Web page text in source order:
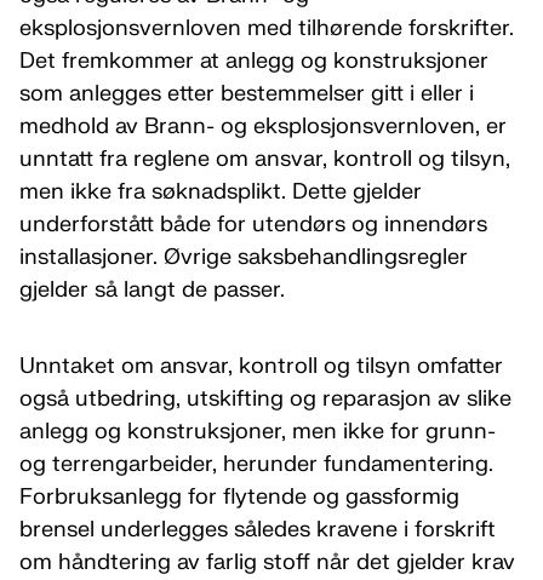
eksplosjonsvernloven med tilhørende forskrifter.
Det fremkommer at anlegg og konstruksjoner
som anlegges etter bestemmelser gitt i eller i
medhold av Brann- og eksplosjonsvernloven, er
unntatt fra reglene om ansvar, kontroll og tilsyn,
men ikke fra søknadsplikt. Dette gjelder
underforstått både for utendørs og innendørs
installasjoner. Øvrige saksbehandlingsregler
gjelder så langt de passer.
Unntaket om ansvar, kontroll og tilsyn omfatter
også utbedring, utskifting og reparasjon av slike
anlegg og konstruksjoner, men ikke for grunn-
og terrengarbeider, herunder fundamentering.
Forbruksanlegg for flytende og gassformig
brensel underlegges således kravene i forskrift
om håndtering av farlig stoff når det gjelder krav